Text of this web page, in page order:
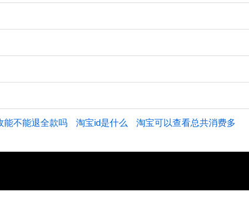
能不能退全款吗 淘宝id是什么
淘宝可以查看总共消费多